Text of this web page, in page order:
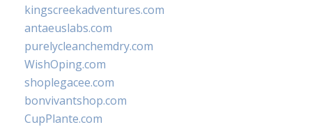
kingscreekadventures.com
antaeuslabs.com
purelycleanchemdry.com
WishOping.com
shoplegacee.com
bonvivantshop.com
CupPlante.com